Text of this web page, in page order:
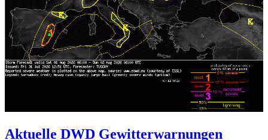
Aktuelle DWD Gewitterwarnungen